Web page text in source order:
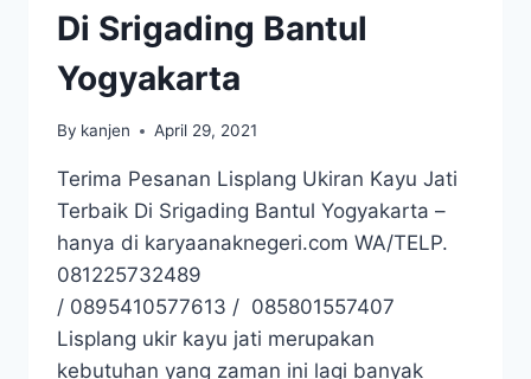
Di Srigading Bantul
Yogyakarta
By kanjen April 29, 2021
Terima Pesanan Lisplang Ukiran Kayu Jati
Terbaik Di Srigading Bantul Yogyakarta –
hanya di karyaanaknegeri.com WA/TELP.
081225732489
/ 0895410577613 / 085801557407
Lisplang ukir kayu jati merupakan
kebutuhan yang zaman ini lagi banyak